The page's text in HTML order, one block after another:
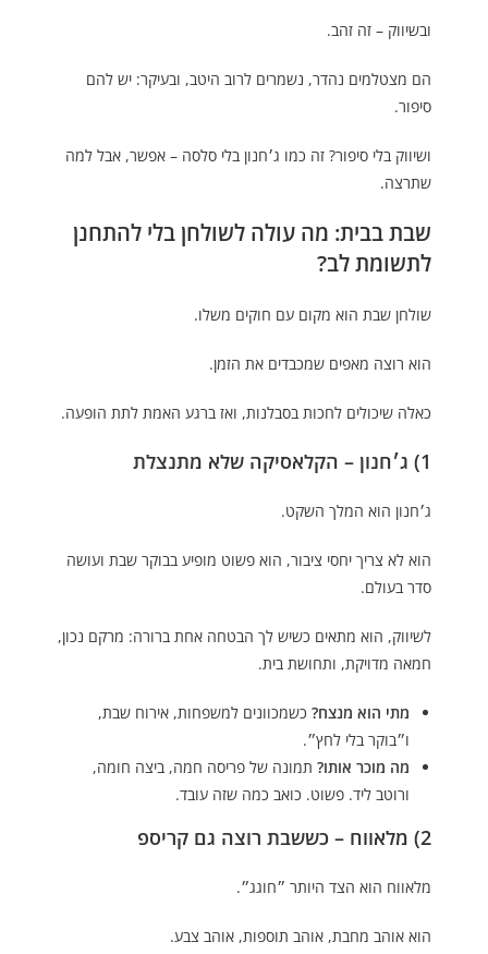
ובשיווק – זה זהב.
הם מצטלמים נהדר, נשמרים לרוב היטב, ובעיקר: יש להם
סיפור.
ושיווק בלי סיפור? זה כמו ג׳חנון בלי סלסה – אפשר, אבל למה
שתרצה.
שבת בבית: מה עולה לשולחן בלי להתחנן
לתשומת לב?
שולחן שבת הוא מקום עם חוקים משלו.
הוא רוצה מאפים שמכבדים את הזמן.
כאלה שיכולים לחכות בסבלנות, ואז ברגע האמת לתת הופעה.
1) ג׳חנון – הקלאסיקה שלא מתנצלת
ג׳חנון הוא המלך השקט.
הוא לא צריך יחסי ציבור, הוא פשוט מופיע בבוקר שבת ועושה
סדר בעולם.
לשיווק, הוא מתאים כשיש לך הבטחה אחת ברורה: מרקם נכון,
חמאה מדויקת, ותחושת בית.
מתי הוא מנצח? כשמכוונים למשפחות, אירוח שבת,
ו״בוקר בלי לחץ״.
מה מוכר אותו? תמונה של פריסה חמה, ביצה חומה,
ורוטב ליד. פשוט. כואב כמה שזה עובד.
2) מלאווח – כששבת רוצה גם קריספ
מלאווח הוא הצד היותר ״חוגג״.
הוא אוהב מחבת, אוהב תוספות, אוהב צבע.